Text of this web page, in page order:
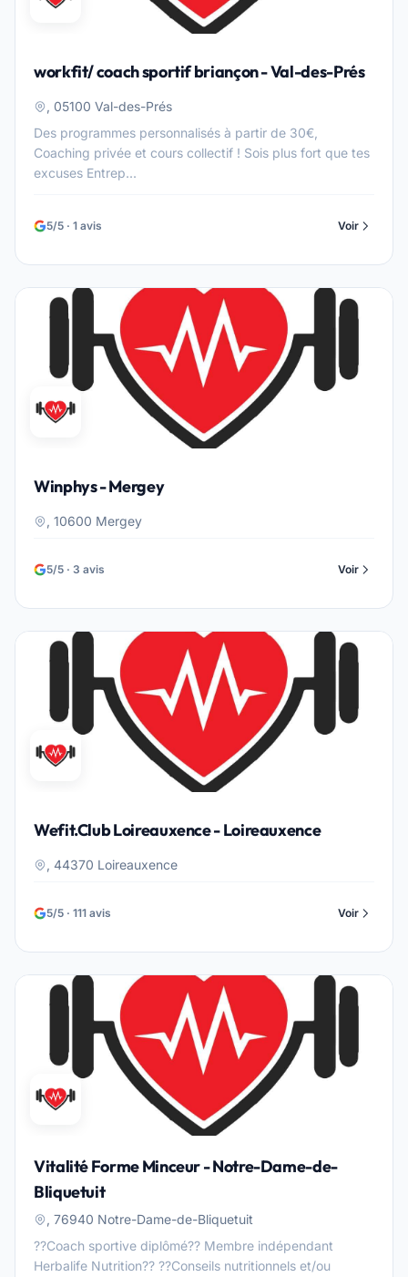
workfit/ coach sportif briançon - Val-des-Prés
, 05100 Val-des-Prés
Des programmes personnalisés à partir de 30€,
Coaching privée et cours collectif ! Sois plus fort que tes
excuses Entrep...
5/5 · 1 avis Voir
Winphys - Mergey
, 10600 Mergey
5/5 · 3 avis Voir
Wefit.Club Loireauxence - Loireauxence
, 44370 Loireauxence
5/5 · 111 avis Voir
Vitalité Forme Minceur - Notre-Dame-de-
Bliquetuit
, 76940 Notre-Dame-de-Bliquetuit
??Coach sportive diplômé?? Membre indépendant
Herbalife Nutrition?? ??Conseils nutritionnels et/ou